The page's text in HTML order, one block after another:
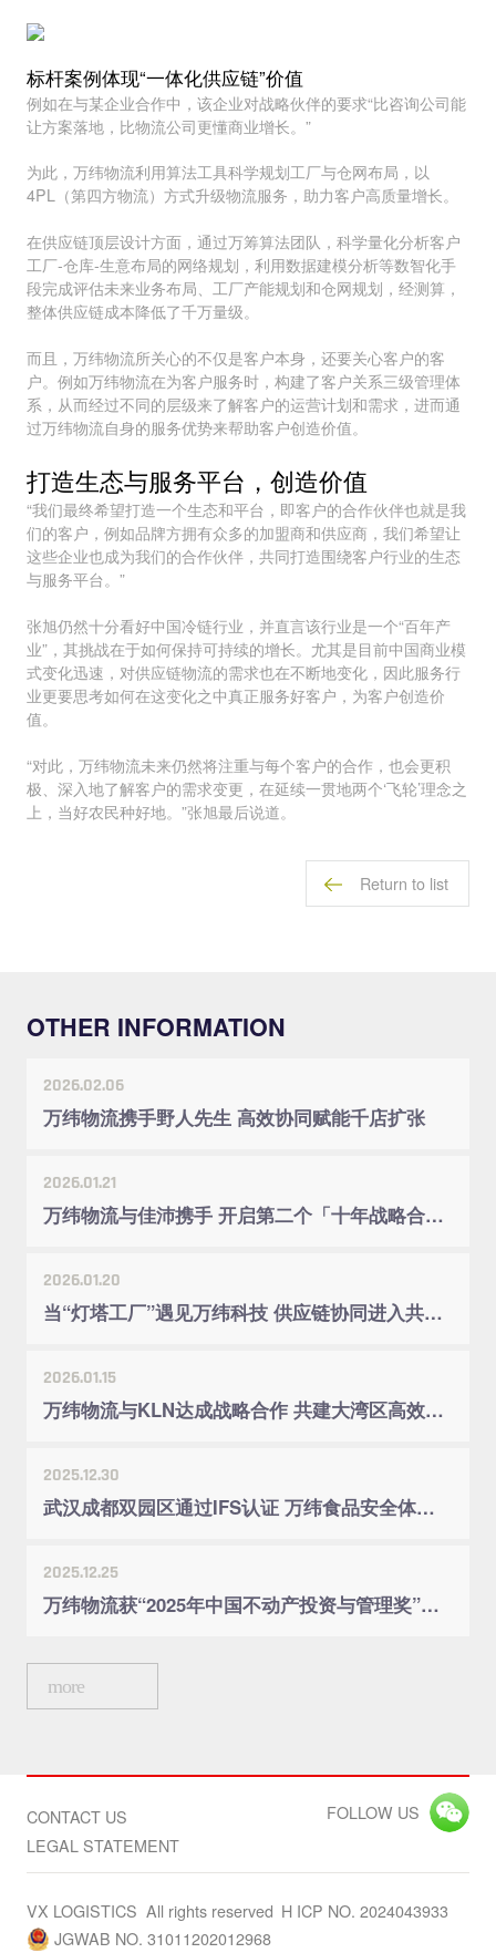
标杆案例体现“一体化供应链”价值
例如在与某企业合作中，该企业对战略伙伴的要求“比咨询公司能
让方案落地，比物流公司更懂商业增长。”
为此，万纬物流利用算法工具科学规划工厂与仓网布局，以
4PL（第四方物流）方式升级物流服务，助力客户高质量增长。
在供应链顶层设计方面，通过万筹算法团队，科学量化分析客户
工厂-仓库-生意布局的网络规划，利用数据建模分析等数智化手
段完成评估未来业务布局、工厂产能规划和仓网规划，经测算，
整体供应链成本降低了千万量级。
而且，万纬物流所关心的不仅是客户本身，还要关心客户的客
户。例如万纬物流在为客户服务时，构建了客户关系三级管理体
系，从而经过不同的层级来了解客户的运营计划和需求，进而通
过万纬物流自身的服务优势来帮助客户创造价值。
打造生态与服务平台，创造价值
“我们最终希望打造一个生态和平台，即客户的合作伙伴也就是我
们的客户，例如品牌方拥有众多的加盟商和供应商，我们希望让
这些企业也成为我们的合作伙伴，共同打造围绕客户行业的生态
与服务平台。”
张旭仍然十分看好中国冷链行业，并直言该行业是一个“百年产
业”，其挑战在于如何保持可持续的增长。尤其是目前中国商业模
式变化迅速，对供应链物流的需求也在不断地变化，因此服务行
业更要思考如何在这变化之中真正服务好客户，为客户创造价
值。
“对此，万纬物流未来仍然将注重与每个客户的合作，也会更积
极、深入地了解客户的需求变更，在延续一贯地两个‘飞轮’理念之
上，当好农民种好地。”张旭最后说道。
Return to list
OTHER INFORMATION
2026.02.06
万纬物流携手野人先生 高效协同赋能千店扩张
2026.01.21
万纬物流与佳沛携手 开启第二个「十年战略合作」
2026.01.20
当“灯塔工厂”遇见万纬科技 供应链协同进入共创时代
2026.01.15
万纬物流与KLN达成战略合作 共建大湾区高效供应链体系
2025.12.30
武汉成都双园区通过IFS认证 万纬食品安全体系建设再获国际认可
2025.12.25
万纬物流获“2025年中国不动产投资与管理奖”两项殊荣
more
CONTACT US
LEGAL STATEMENT
FOLLOW US
VX LOGISTICS All rights reserved H ICP NO. 2024043933
JGWAB NO. 31011202012968